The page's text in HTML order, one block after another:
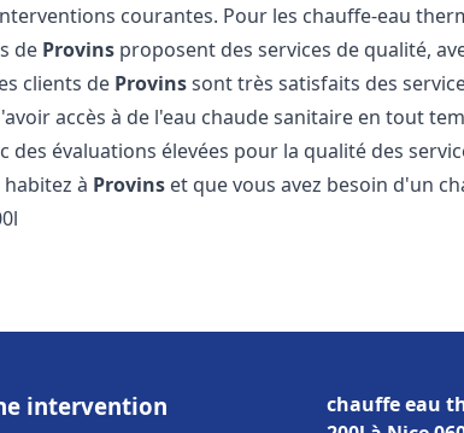
courantes. Pour les chauffe-eau
de Provins proposent des services de qualité,
clients de Provinssont très satisfaits des
accès à de l'eau chaude sanitaire en tout
des évaluations élevées pour la qualité des
à Provins et que vous avez besoin d'un
intervention
chauffe eau